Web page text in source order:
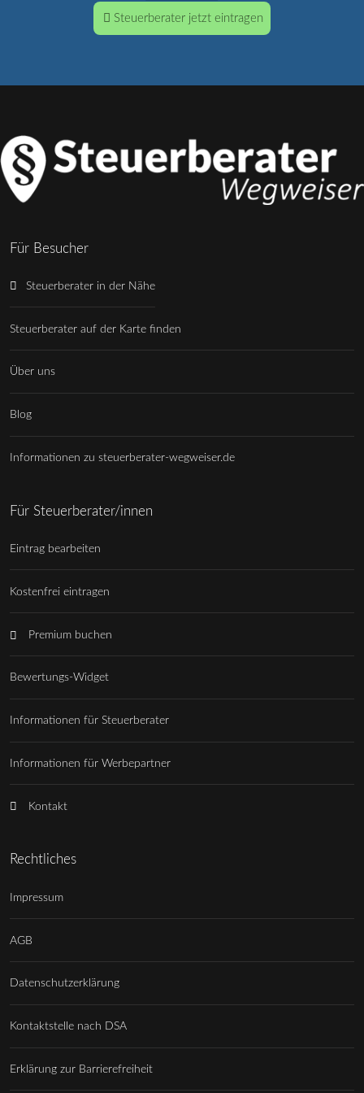
Steuerberater jetzt eintragen
Für Besucher
Steuerberater in der Nähe
Steuerberater auf der Karte finden
Über uns
Blog
Informationen zu steuerberater-wegweiser.de
Für Steuerberater/innen
Eintrag bearbeiten
Kostenfrei eintragen
Premium buchen
Bewertungs-Widget
Informationen für Steuerberater
Informationen für Werbepartner
Kontakt
Rechtliches
Impressum
AGB
Datenschutzerklärung
Kontaktstelle nach DSA
Erklärung zur Barrierefreiheit